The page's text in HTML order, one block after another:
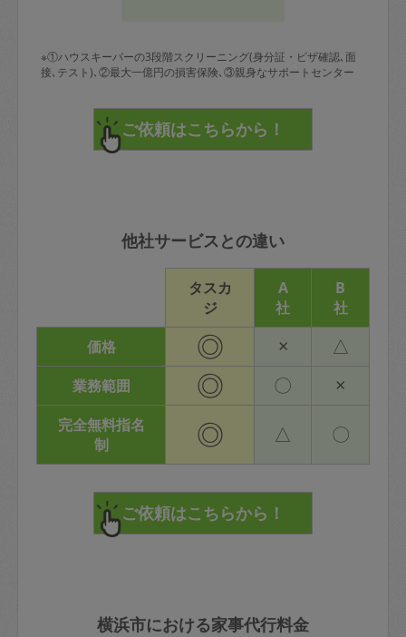
※①ハウスキーパーの3段階スクリーニング(身分証・ビザ確認､面
接､テスト)､②最大一億円の損害保険､③親身なサポートセンター
他社サービスとの違い
タスカ
ジ
A
社
B
社
価格
◎ × △
業務範囲 ◎ 〇 ×
完全無料指名
制
◎ △ 〇
横浜市における家事代行料金